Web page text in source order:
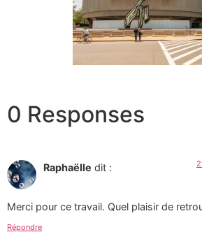
0 Responses
Raphaëlle dit :
Merci pour ce travail. Quel plaisir de
Répondre